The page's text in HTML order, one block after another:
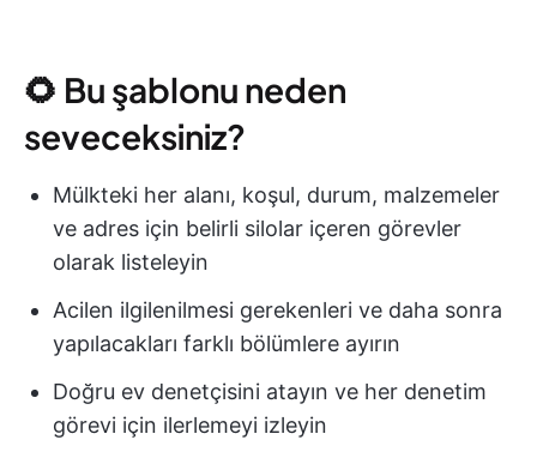
🌻 Bu şablonu neden
seveceksiniz?
Mülkteki her alanı, koşul, durum, malzemeler
ve adres için belirli silolar içeren görevler
olarak listeleyin
Acilen ilgilenilmesi gerekenleri ve daha sonra
yapılacakları farklı bölümlere ayırın
Doğru ev denetçisini atayın ve her denetim
görevi için ilerlemeyi izleyin